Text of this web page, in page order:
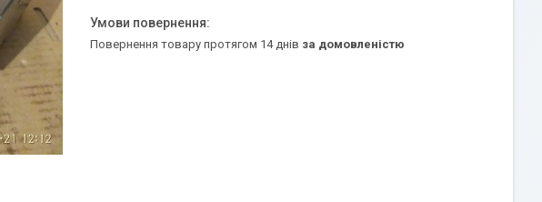
повернення товару протягом 14 днів за домовленістю